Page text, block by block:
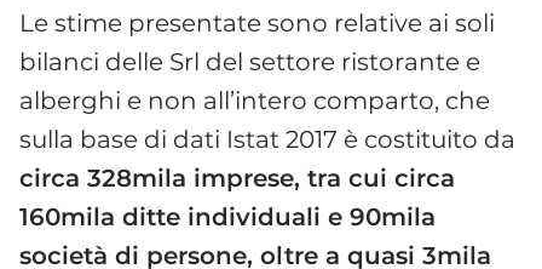
Le stime presentate sono relative ai soli
bilanci delle Srl del settore ristorante e
alberghi e non all’intero comparto, che
sulla base di dati Istat 2017 è costituito da
circa 328mila imprese, tra cui circa
160mila ditte individuali e 90mila
società di persone, oltre a quasi 3mila